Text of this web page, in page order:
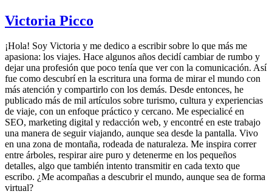
Victoria Picco
¡Hola! Soy Victoria y me dedico a escribir sobre lo que más me
apasiona: los viajes. Hace algunos años decidí cambiar de rumbo y
dejar una profesión que poco tenía que ver con la comunicación. Así
fue como descubrí en la escritura una forma de mirar el mundo con
más atención y compartirlo con los demás. Desde entonces, he
publicado más de mil artículos sobre turismo, cultura y experiencias
de viaje, con un enfoque práctico y cercano. Me especialicé en
SEO, marketing digital y redacción web, y encontré en este trabajo
una manera de seguir viajando, aunque sea desde la pantalla. Vivo
en una zona de montaña, rodeada de naturaleza. Me inspira correr
entre árboles, respirar aire puro y detenerme en los pequeños
detalles, algo que también intento transmitir en cada texto que
escribo. ¿Me acompañas a descubrir el mundo, aunque sea de forma
virtual?